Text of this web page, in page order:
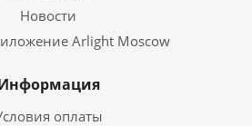
Новости
Arlight Moscow
оплаты